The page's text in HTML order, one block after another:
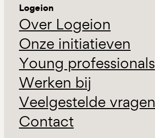
Logeion
Over Logeion
Onze initiatieven
Young professionals
Werken bij
Veelgestelde vragen
Contact